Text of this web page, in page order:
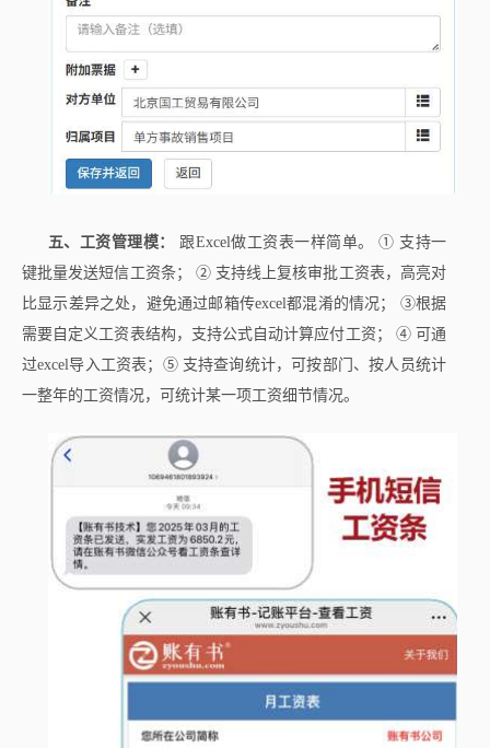
五、工资管理模：
跟Excel做工资表一样简单。 ① 支持一
键批量发送短信工资条； ② 支持线上复核审批工资表，高亮对
比显示差异之处，避免通过邮箱传excel都混淆的情况； ③根据
需要自定义工资表结构，支持公式自动计算应付工资； ④ 可通
过excel导入工资表；⑤ 支持查询统计，可按部门、按人员统计
一整年的工资情况，可统计某一项工资细节情况。